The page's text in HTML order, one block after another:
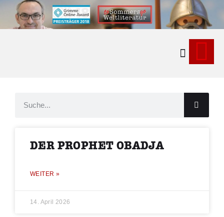
DER PROPHET OBADJA
WEITER »
14. April 2026